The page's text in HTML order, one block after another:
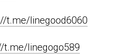
t.me/linegood6060
t.me/linegogo589